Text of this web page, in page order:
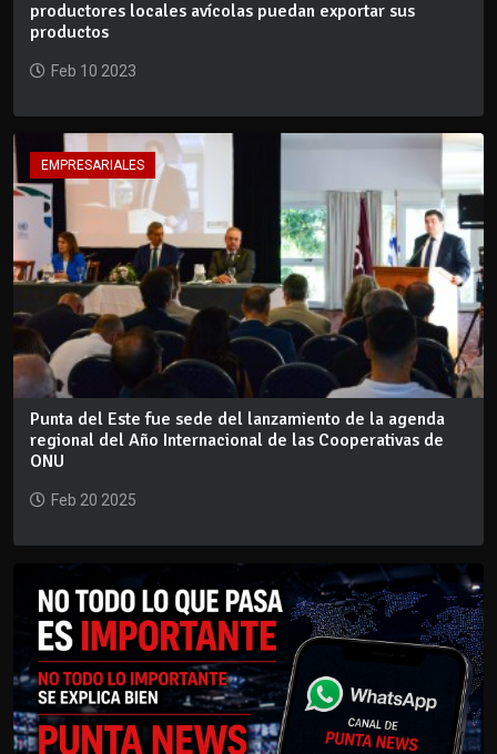
productores locales avícolas puedan exportar sus
productos
Feb 10 2023
EMPRESARIALES
Punta del Este fue sede del lanzamiento de la agenda
regional del Año Internacional de las Cooperativas de
ONU
Feb 20 2025